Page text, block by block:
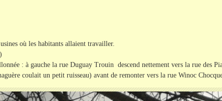
où les habitants allaient travailler.
: à gauche la rue Duguay Trouin descend nettement vers la rue des
coulait un petit ruisseau) avant de remonter vers la rue Winoc